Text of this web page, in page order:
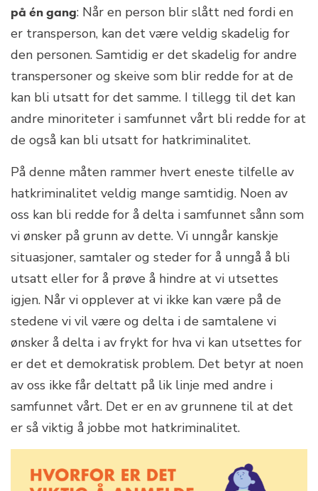
på én gang: Når en person blir slått ned fordi en
er transperson, kan det være veldig skadelig for
den personen. Samtidig er det skadelig for andre
transpersoner og skeive som blir redde for at de
kan bli utsatt for det samme. I tillegg til det kan
andre minoriteter i samfunnet vårt bli redde for at
de også kan bli utsatt for hatkriminalitet.
På denne måten rammer hvert eneste tilfelle av
hatkriminalitet veldig mange samtidig. Noen av
oss kan bli redde for å delta i samfunnet sånn som
vi ønsker på grunn av dette. Vi unngår kanskje
situasjoner, samtaler og steder for å unngå å bli
utsatt eller for å prøve å hindre at vi utsettes
igjen. Når vi opplever at vi ikke kan være på de
stedene vi vil være og delta i de samtalene vi
ønsker å delta i av frykt for hva vi kan utsettes for
er det et demokratisk problem. Det betyr at noen
av oss ikke får deltatt på lik linje med andre i
samfunnet vårt. Det er en av grunnene til at det
er så viktig å jobbe mot hatkriminalitet.